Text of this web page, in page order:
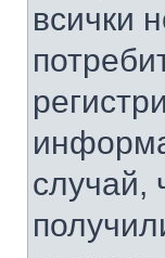
всички
случай,